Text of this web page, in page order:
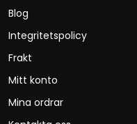
Blog
Integritetspolicy
Frakt
Mitt konto
Mina ordrar